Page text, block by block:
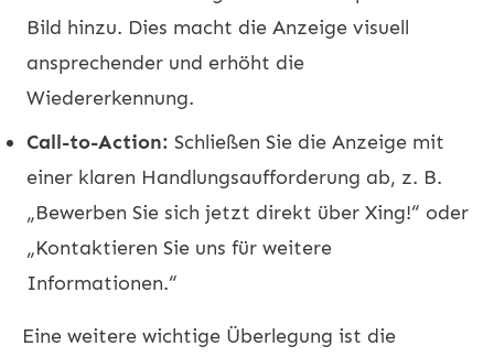
Bild hinzu. Dies macht die Anzeige visuell
ansprechender und erhöht die
Wiedererkennung.
Call-to-Action: Schließen Sie die Anzeige mit
einer klaren Handlungsaufforderung ab, z. B.
„Bewerben Sie sich jetzt direkt über Xing!“ oder
„Kontaktieren Sie uns für weitere
Informationen.“
Eine weitere wichtige Überlegung ist die